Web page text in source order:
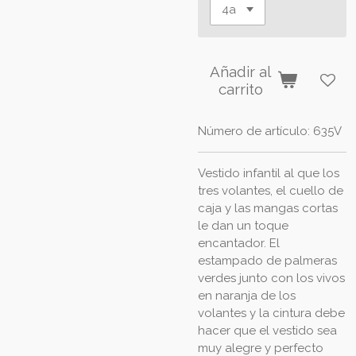
Añadir al
carrito
Número de artículo: 635V
Vestido infantil al que los
tres volantes, el cuello de
caja y las mangas cortas
le dan un toque
encantador. El
estampado de palmeras
verdes junto con los vivos
en naranja de los
volantes y la cintura debe
hacer que el vestido sea
muy alegre y perfecto